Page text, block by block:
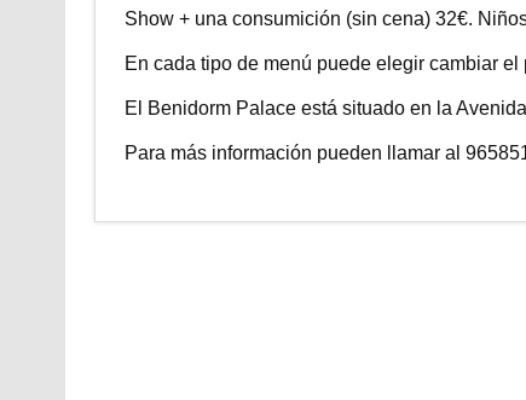
Show + una consumición (sin cena) 32€.
En cada tipo de menú puede elegir cambiar
El Benidorm Palace está situado en la
Para más información pueden llamar al